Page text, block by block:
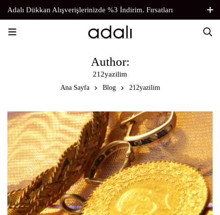
Adalı Dükkan Alışverişlerinizde %3 İndirim. Fırsatları
Author:
212yazilim
Ana Sayfa Blog 212yazilim